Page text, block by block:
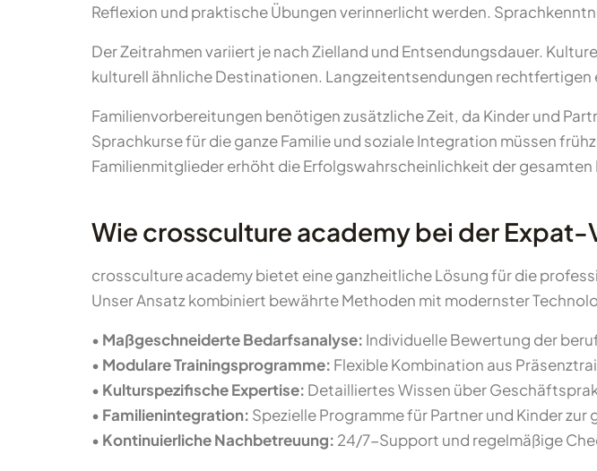
Reflexion und praktische Übungen verinnerlicht werden.
Der Zeitrahmen variiert je nach Zielland und Entsendungsdauer.
kulturell ähnliche Destinationen. Langzeitentsendungen
Familienvorbereitungen benötigen zusätzliche Zeit, da Kinder und
Sprachkurse für die ganze Familie und soziale Integration müssen
Familienmitglieder erhöht die Erfolgswahrscheinlichkeit der
Wie crossculture academy bei der
crossculture academy bietet eine ganzheitliche Lösung für die
Unser Ansatz kombiniert bewährte Methoden mit modernster
• Maßgeschneiderte Bedarfsanalyse: Individuelle Bewertung der
• Modulare Trainingsprogramme: Flexible Kombination aus
• Kulturspezifische Expertise: Detailliertes Wissen über
• Familienintegration: Spezielle Programme für Partner und Kinder
• Kontinuierliche Nachbetreuung: 24/7-Support und regelmäßige